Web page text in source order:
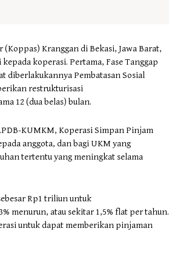
Kranggan di Bekasi, Jawa Barat,
koperasi. Pertama, Fase Tanggap
diberlakukannya Pembatasan Sosial
restrukturisasi
12 (dua belas) bulan.
KUMKM, Koperasi Simpan Pinjam
anggota, dan bagi UKM yang
tertentu yang meningkat selama
Rp1 triliun untuk
menurun, atau sekitar 1,5% flat per tahun.
untuk dapat memberikan pinjaman